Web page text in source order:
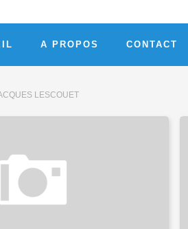
A PROPOS CONTACT
LESCOUET